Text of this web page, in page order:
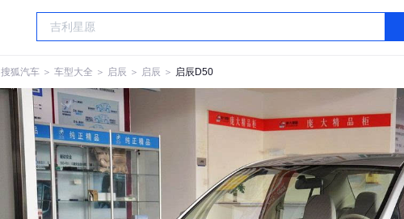
搜狐汽车 ＞ 车型大全 ＞ 启辰 ＞ 启辰 ＞ 启辰D50